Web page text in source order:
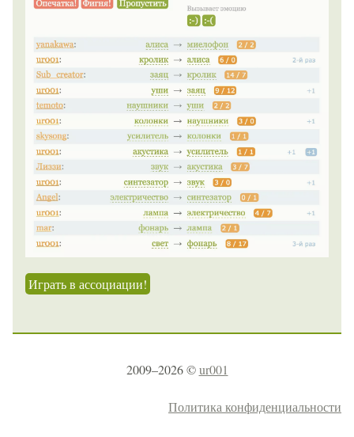
Играть в ассоциации!
2009–2026 ©ur001
Политика конфиденциальности